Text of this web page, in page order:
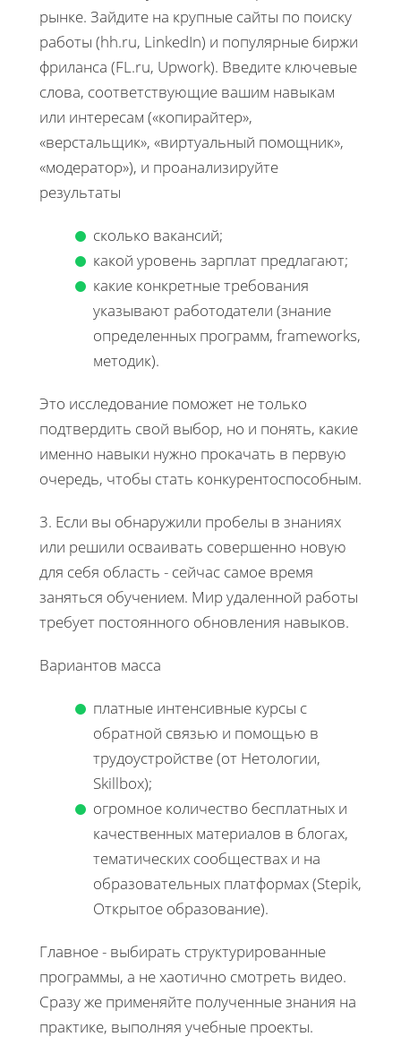
рынке. Зайдите на крупные сайты по поиску
работы (hh.ru, LinkedIn) и популярные биржи
фриланса (FL.ru, Upwork). Введите ключевые
слова, соответствующие вашим навыкам
или интересам («копирайтер»,
«верстальщик», «виртуальный помощник»,
«модератор»), и проанализируйте
результаты
сколько вакансий;
какой уровень зарплат предлагают;
какие конкретные требования
указывают работодатели (знание
определенных программ, frameworks,
методик).
Это исследование поможет не только
подтвердить свой выбор, но и понять, какие
именно навыки нужно прокачать в первую
очередь, чтобы стать конкурентоспособным.
3. Если вы обнаружили пробелы в знаниях
или решили осваивать совершенно новую
для себя область - сейчас самое время
заняться обучением. Мир удаленной работы
требует постоянного обновления навыков.
Вариантов масса
платные интенсивные курсы с
обратной связью и помощью в
трудоустройстве (от Нетологии,
Skillbox);
огромное количество бесплатных и
качественных материалов в блогах,
тематических сообществах и на
образовательных платформах (Stepik,
Открытое образование).
Главное - выбирать структурированные
программы, а не хаотично смотреть видео.
Сразу же применяйте полученные знания на
практике, выполняя учебные проекты.